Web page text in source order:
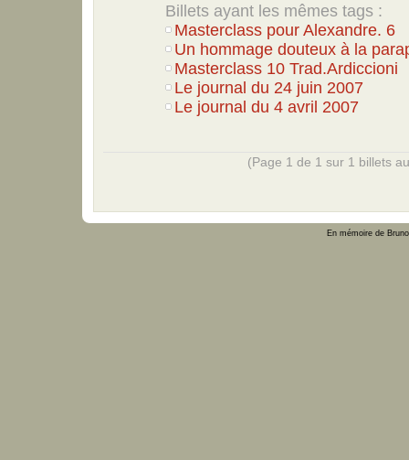
Billets ayant les mêmes tags :
Masterclass pour Alexandre. 6
Un hommage douteux à la
Masterclass 10 Trad.Ardiccioni
Le journal du 24 juin 2007
Le journal du 4 avril 2007
(Page 1 de 1 sur 1 billets
En mémoire de